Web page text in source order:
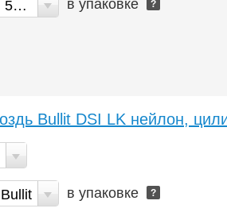
мл в упаковке ?
Bullit DSI LK нейлон,
в упаковке ?